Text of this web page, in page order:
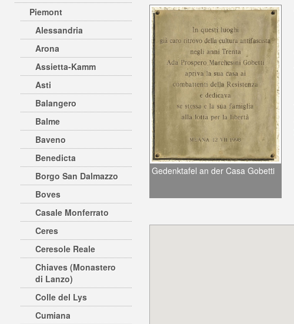
Piemont
Alessandria
Arona
Assietta-Kamm
Asti
Balangero
Balme
Baveno
Benedicta
Borgo San Dalmazzo
Boves
Casale Monferrato
Ceres
Ceresole Reale
Chiaves (Monastero
di Lanzo)
Colle del Lys
Cumiana
Gedenktafel an der Casa Gobetti